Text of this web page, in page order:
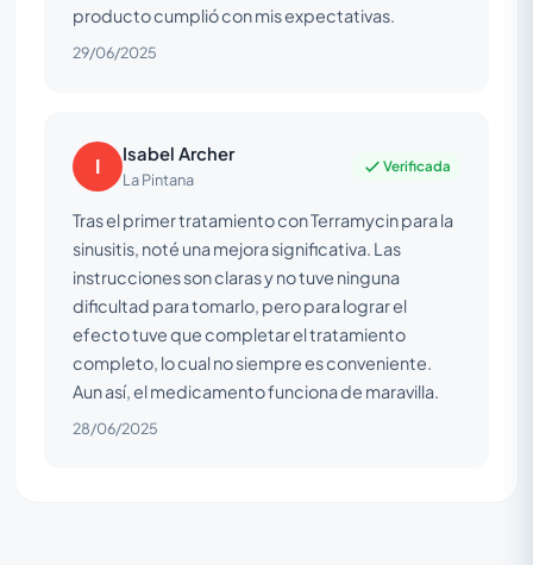
producto cumplió con mis expectativas.
29/06/2025
I Isabel Archer
La Pintana
Verificada
Tras el primer tratamiento con Terramycin para la
sinusitis, noté una mejora significativa. Las
instrucciones son claras y no tuve ninguna
dificultad para tomarlo, pero para lograr el
efecto tuve que completar el tratamiento
completo, lo cual no siempre es conveniente.
Aun así, el medicamento funciona de maravilla.
28/06/2025